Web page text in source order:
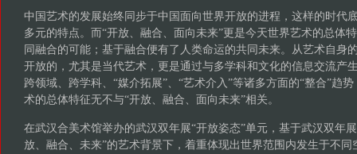
中国艺术的发展始终同步于中国面向世界开放的进程，这样的时代
多元的特点。而“开放、融合、面向未来”更是今天世界艺术的总体
同融合的可能；基于融合便有了人类命运的共同未来。从艺术自身
开放的，尤其是当代艺术，更是通过与多学科和文化的信息交流产
跨领域、跨学科、“媒介拓展”、“艺术介入”等诸多方面的“整合”趋
术的总体特征无不与“开放、融合、面向未来”相关。
在武汉合美术馆举办的武汉双年展“开放姿态”单元，基于武汉双年
放、融合、未来”的艺术背景下，着重体现出世界范围内发生于不